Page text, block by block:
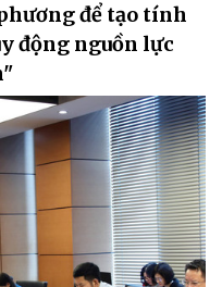
để tạo tính
động nguồn lực